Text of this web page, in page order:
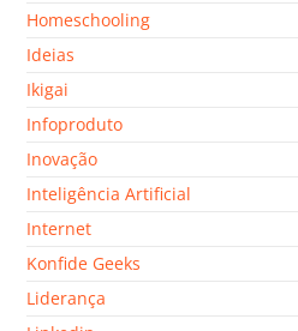
Homeschooling
Ideias
Ikigai
Infoproduto
Inovação
Inteligência Artificial
Internet
Konfide Geeks
Liderança